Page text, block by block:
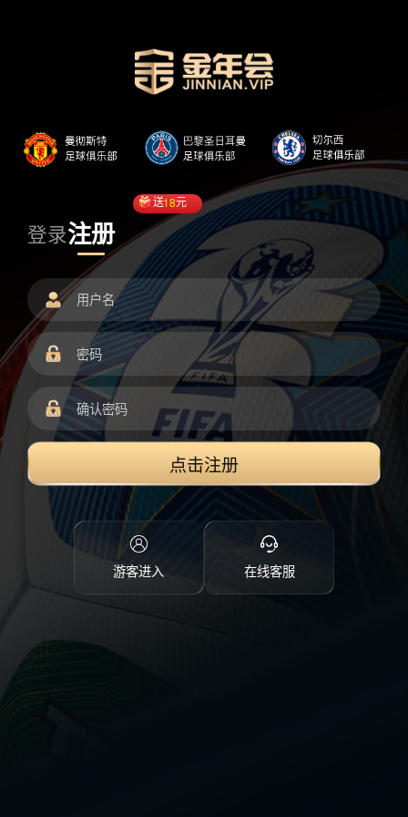
登录注册
送18元
点击注册
游客进入 在线客服